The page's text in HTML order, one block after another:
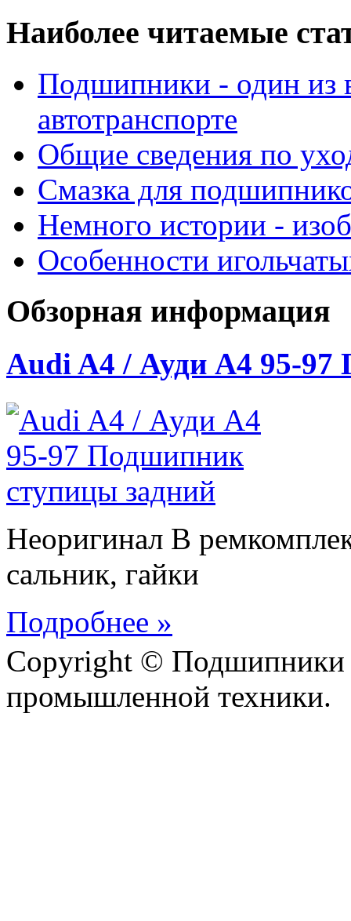
Наиболее читаемые
Подшипники - один из
автотранспорте
Общие сведения по
Смазка для
Немного истории -
Особенности
Обзорная информация
Audi A4 / Ауди А4 95-97
Неоригинал В
сальник, гайки
Подробнее »
Copyright © Подшипники
промышленной техники.